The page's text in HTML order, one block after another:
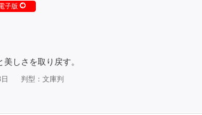
子版
しさを取り戻す。
判型：文庫判